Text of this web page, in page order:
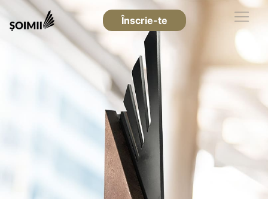
Înscrie-te